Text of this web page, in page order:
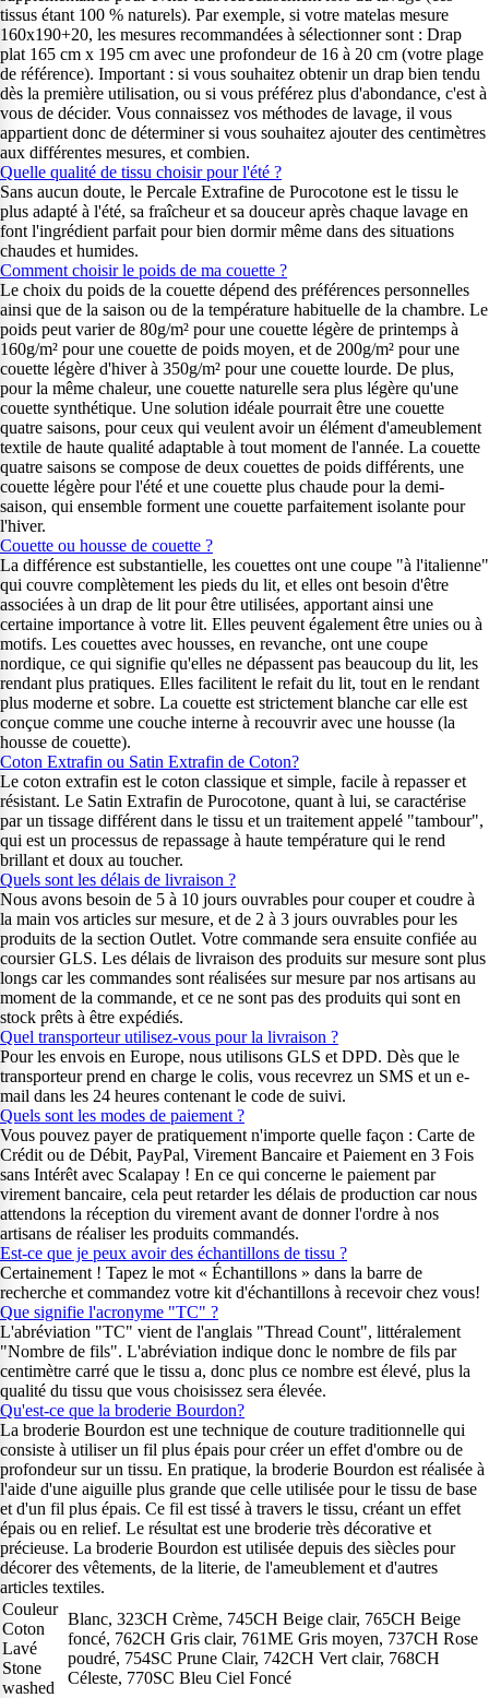
tissus étant 100 % naturels). Par exemple, si votre matelas mesure
160x190+20, les mesures recommandées à sélectionner sont : Drap
plat 165 cm x 195 cm avec une profondeur de 16 à 20 cm (votre plage
de référence). Important : si vous souhaitez obtenir un drap bien tendu
dès la première utilisation, ou si vous préférez plus d'abondance, c'est à
vous de décider. Vous connaissez vos méthodes de lavage, il vous
appartient donc de déterminer si vous souhaitez ajouter des centimètres
aux différentes mesures, et combien.
Quelle qualité de tissu choisir pour l'été ?
Sans aucun doute, le Percale Extrafine de Purocotone est le tissu le
plus adapté à l'été, sa fraîcheur et sa douceur après chaque lavage en
font l'ingrédient parfait pour bien dormir même dans des situations
chaudes et humides.
Comment choisir le poids de ma couette ?
Le choix du poids de la couette dépend des préférences personnelles
ainsi que de la saison ou de la température habituelle de la chambre. Le
poids peut varier de 80g/m² pour une couette légère de printemps à
160g/m² pour une couette de poids moyen, et de 200g/m² pour une
couette légère d'hiver à 350g/m² pour une couette lourde. De plus,
pour la même chaleur, une couette naturelle sera plus légère qu'une
couette synthétique. Une solution idéale pourrait être une couette
quatre saisons, pour ceux qui veulent avoir un élément d'ameublement
textile de haute qualité adaptable à tout moment de l'année. La couette
quatre saisons se compose de deux couettes de poids différents, une
couette légère pour l'été et une couette plus chaude pour la demi-
saison, qui ensemble forment une couette parfaitement isolante pour
l'hiver.
Couette ou housse de couette ?
La différence est substantielle, les couettes ont une coupe "à l'italienne"
qui couvre complètement les pieds du lit, et elles ont besoin d'être
associées à un drap de lit pour être utilisées, apportant ainsi une
certaine importance à votre lit. Elles peuvent également être unies ou à
motifs. Les couettes avec housses, en revanche, ont une coupe
nordique, ce qui signifie qu'elles ne dépassent pas beaucoup du lit, les
rendant plus pratiques. Elles facilitent le refait du lit, tout en le rendant
plus moderne et sobre. La couette est strictement blanche car elle est
conçue comme une couche interne à recouvrir avec une housse (la
housse de couette).
Coton Extrafin ou Satin Extrafin de Coton?
Le coton extrafin est le coton classique et simple, facile à repasser et
résistant. Le Satin Extrafin de Purocotone, quant à lui, se caractérise
par un tissage différent dans le tissu et un traitement appelé "tambour",
qui est un processus de repassage à haute température qui le rend
brillant et doux au toucher.
Quels sont les délais de livraison ?
Nous avons besoin de 5 à 10 jours ouvrables pour couper et coudre à
la main vos articles sur mesure, et de 2 à 3 jours ouvrables pour les
produits de la section Outlet. Votre commande sera ensuite confiée au
coursier GLS. Les délais de livraison des produits sur mesure sont plus
longs car les commandes sont réalisées sur mesure par nos artisans au
moment de la commande, et ce ne sont pas des produits qui sont en
stock prêts à être expédiés.
Quel transporteur utilisez-vous pour la livraison ?
Pour les envois en Europe, nous utilisons GLS et DPD. Dès que le
transporteur prend en charge le colis, vous recevrez un SMS et un e-
mail dans les 24 heures contenant le code de suivi.
Quels sont les modes de paiement ?
Vous pouvez payer de pratiquement n'importe quelle façon : Carte de
Crédit ou de Débit, PayPal, Virement Bancaire et Paiement en 3 Fois
sans Intérêt avec Scalapay ! En ce qui concerne le paiement par
virement bancaire, cela peut retarder les délais de production car nous
attendons la réception du virement avant de donner l'ordre à nos
artisans de réaliser les produits commandés.
Est-ce que je peux avoir des échantillons de tissu ?
Certainement ! Tapez le mot « Échantillons » dans la barre de
recherche et commandez votre kit d'échantillons à recevoir chez vous!
Que signifie l'acronyme "TC" ?
L'abréviation "TC" vient de l'anglais "Thread Count", littéralement
"Nombre de fils". L'abréviation indique donc le nombre de fils par
centimètre carré que le tissu a, donc plus ce nombre est élevé, plus la
qualité du tissu que vous choisissez sera élevée.
Qu'est-ce que la broderie Bourdon?
La broderie Bourdon est une technique de couture traditionnelle qui
consiste à utiliser un fil plus épais pour créer un effet d'ombre ou de
profondeur sur un tissu. En pratique, la broderie Bourdon est réalisée à
l'aide d'une aiguille plus grande que celle utilisée pour le tissu de base
et d'un fil plus épais. Ce fil est tissé à travers le tissu, créant un effet
épais ou en relief. Le résultat est une broderie très décorative et
précieuse. La broderie Bourdon est utilisée depuis des siècles pour
décorer des vêtements, de la literie, de l'ameublement et d'autres
articles textiles.
Couleur
Coton
Lavé
Stone
washed
Blanc, 323CH Crème, 745CH Beige clair, 765CH Beige
foncé, 762CH Gris clair, 761ME Gris moyen, 737CH Rose
poudré, 754SC Prune Clair, 742CH Vert clair, 768CH
Céleste, 770SC Bleu Ciel Foncé